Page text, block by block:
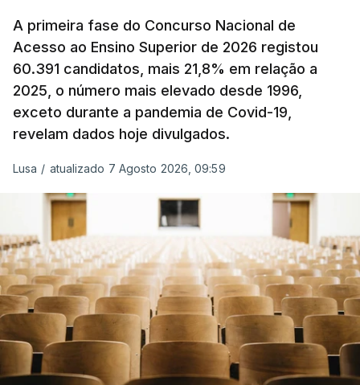
O Governo comprometeu-se a aplicar uma redução
extraordinária e temporária no ISP, sempre que se
verifique um aumento do preço dos combustíveis
superior a 10 cêntimos, para mitigar a escalada de
preços.
Depois de uma subida inicial devido à guerra no
Irão, à tensão geopolítica no Médio Oriente e ao
fecho do estreito de Ormuz, os preços dos
combustíveis desceram durante o cessar-fogo
entre Washington e Teerão.
No entanto, com o retomar do conflito, as últimas
semanas têm sido marcadas por uma subida
acentuada, tendência que deverá ser revertida na
próxima semana.
A primeira fase do Concurso Nacional de
Acesso ao Ensino Superior de 2026 registou
60.391 candidatos, mais 21,8% em relação a
2025, o número mais elevado desde 1996,
exceto durante a pandemia de Covid-19,
revelam dados hoje divulgados.
Lusa / atualizado 7 Agosto 2026, 09:59